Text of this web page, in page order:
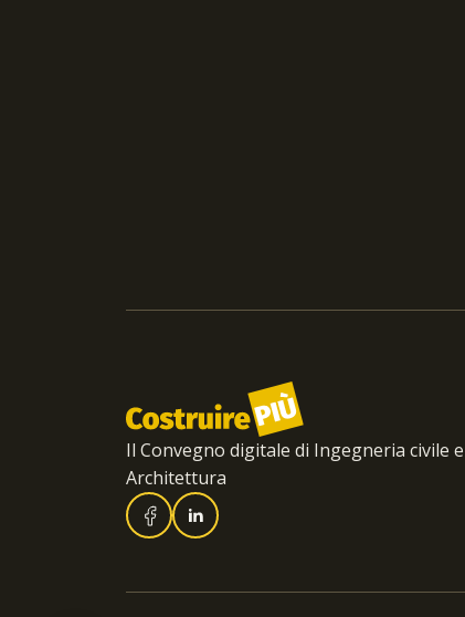
Il Convegno digitale di Ingegneria civile e
Architettura